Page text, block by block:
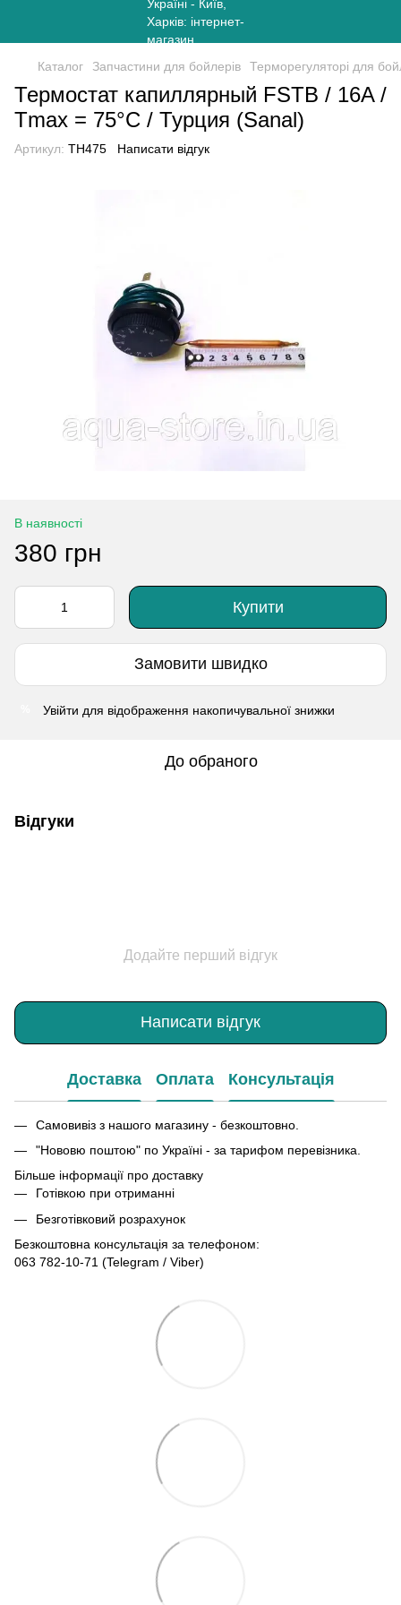
Каталог Запчастини для бойлерів Терморегуляторі для
Термостат капиллярный FSTB / 16A /
Tmax = 75°С / Турция (Sanal)
Артикул: TH475 Написати відгук
В наявності
380 грн
Купити
Замовити швидко
Увійти для відображення накопичувальної знижки
До обраного
Відгуки
Додайте перший відгук
Написати відгук
Доставка Оплата Консультація
Самовивіз з нашого магазину - безкоштовно.
"Нововю поштою" по Україні - за тарифом перевізника.
Більше інформації про доставку
Готівкою при отриманні
Безготівковий розрахунок
Безкоштовна консультація за телефоном:
063 782-10-71 (Telegram / Viber)